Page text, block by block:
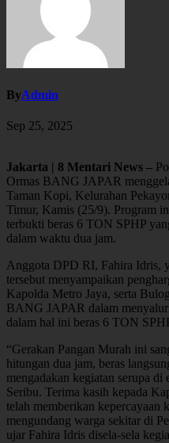
ByAdmin
Sep 25, 2025
Jakarta | 8 Mentari News –
Ormas BANG JAPAR
Taman Kopi, Kelurahan
Timur, Kamis (25/9). Program
terbukti beras 6 TON SPHP
dalam waktu dua jam.
Anggota DPD RI, Fahira Idris,
tersebut menyampaikan
Kapolda Metro Jaya, serta
BANG JAPAR dalam
dalam hal ini beras 6 TON
“Gerakan Pangan Murah ini
hitungan dua jam, beras
mengadakan kegiatan serupa
Seribu. Terima kasih kepada
telah memberikan
mengundang warga sekitar di
ujar Fahira Idris disela-sela